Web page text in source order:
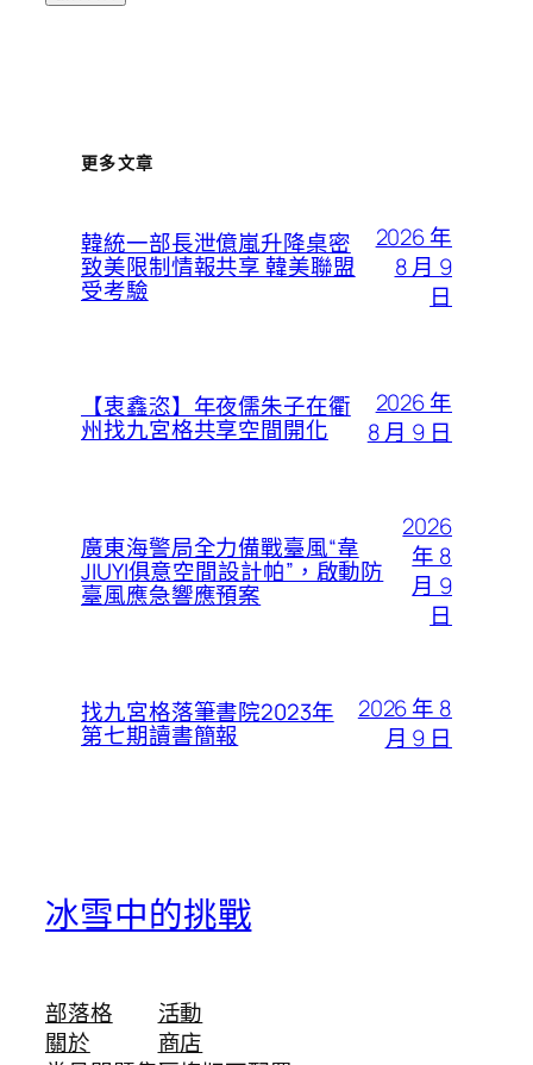
更多文章
韓統一部長泄億嵐升降桌密
致美限制情報共享 韓美聯盟
受考驗
2026 年
8 月 9
日
【衷鑫恣】年夜儒朱子在衢
州找九宮格共享空間開化
2026 年
8 月 9 日
廣東海警局全力備戰臺風“韋
JIUYI俱意空間設計帕”，啟動防
臺風應急響應預案
2026
年 8
月 9
日
找九宮格落筆書院2023年
第七期讀書簡報
2026 年 8
月 9 日
冰雪中的挑戰
部落格
關於
活動
商店